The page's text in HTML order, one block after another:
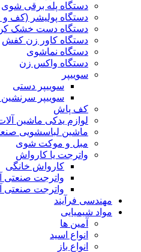
دستگاه پله برقی شوی
دستگاه پولیشر (کف
دستگاه دست خشک
دستگاه کاور زن کفش
دستگاه نماشوی
دستگاه واکس زن
سوییپر
سوییپر دستی
سوییپر سرنشین
کف پاش
لوازم یدکی ماشین
ماشین لباسشویی
مبل و موکت شوی
واترجت یا کارواش
کارواش خانگی
واترجت صنعتی
واترجت صنعتی
مهندسی فرآیند
مواد شیمیایی
آمین ها
انواع اسید
انواع باز